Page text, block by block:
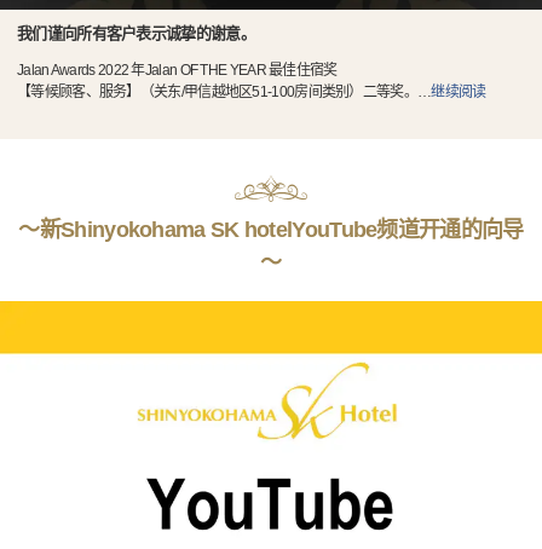
我们谨向所有客户表示诚挚的谢意。
Jalan Awards 2022 年Jalan OF THE YEAR 最佳住宿奖
【等候顾客、服务】（关东/甲信越地区51-100房间类别）二等奖。 …继续阅读
〜新Shinyokohama SK hotelYouTube频道开通的向导
〜